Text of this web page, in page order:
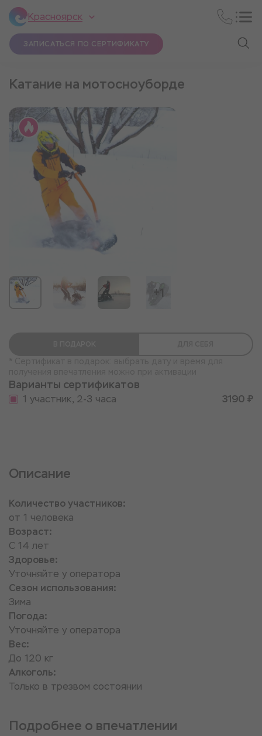
Красноярск
ЗАПИСАТЬСЯ ПО СЕРТИФИКАТУ
Катание на мотосноуборде
+1
Варианты сертификатов
1 участник, 2-3 часа 3190 ₽
Описание
Количество участников:
от 1 человека
Возраст:
С 14 лет
Здоровье:
Уточняйте у оператора
Сезон использования:
Зима
Погода:
Уточняйте у оператора
Вес:
До 120 кг
Алкоголь:
Только в трезвом состоянии
Подробнее о впечатлении